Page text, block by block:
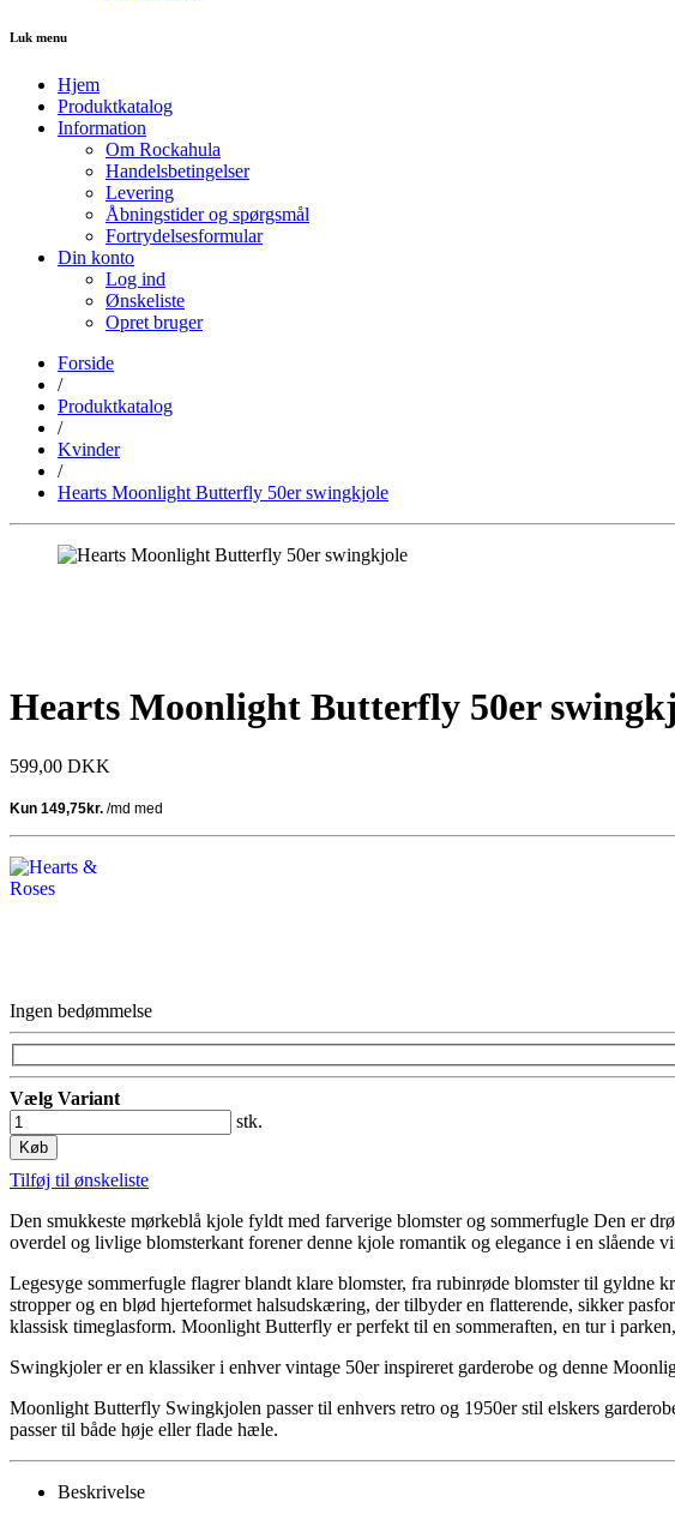
Luk menu
Hjem
Produktkatalog
Information
Om Rockahula
Handelsbetingelser
Levering
Åbningstider og spørgsmål
Fortrydelsesformular
Din konto
Log ind
Ønskeliste
Opret bruger
Forside
/
Produktkatalog
/
Kvinder
/
Hearts Moonlight Butterfly 50er swingkjole
Hearts Moonlight Butterfly 50er
599,00 DKK
Ingen bedømmelse
Vælg Variant
stk.
Køb
Tilføj til ønskeliste
Den smukkeste mørkeblå kjole fyldt med farverige blomster og sommerfugle Den er
overdel og livlige blomsterkant forener denne kjole romantik og elegance i en slående
Legesyge sommerfugle flagrer blandt klare blomster, fra rubinrøde blomster til gyldne
stropper og en blød hjerteformet halsudskæring, der tilbyder en flatterende, sikker
klassisk timeglasform. Moonlight Butterfly er perfekt til en sommeraften, en tur i
Swingkjoler er en klassiker i enhver vintage 50er inspireret garderobe og denne
Moonlight Butterfly Swingkjolen passer til enhvers retro og 1950er stil elskers
passer til både høje eller flade hæle.
Beskrivelse